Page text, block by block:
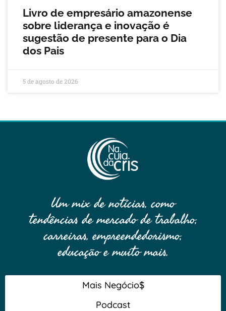
Livro de empresário amazonense
sobre liderança e inovação é
sugestão de presente para o Dia
dos Pais
5 de agosto de 2026
Um mix de notícias, como
tendências de mercado de trabalho,
carreiras, empreendedorismo,
educação e muito mais.
Mais Negócio$
Podcast